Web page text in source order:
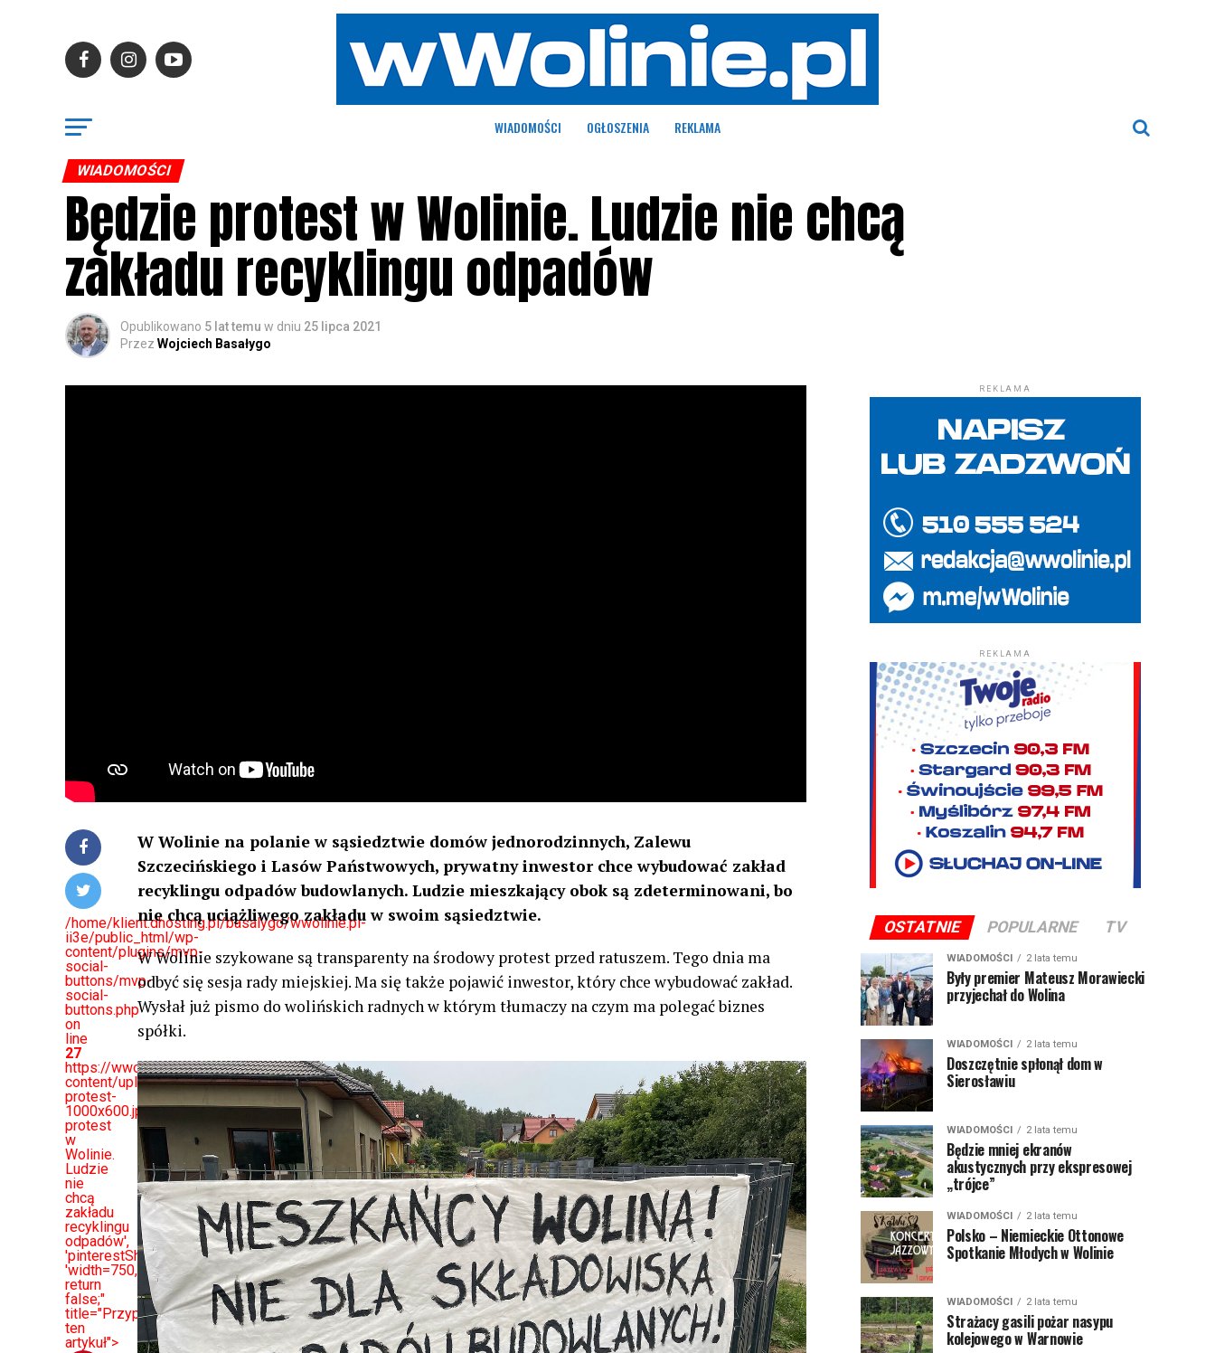
WIADOMOŚCI OGŁOSZENIA REKLAMA
WIADOMOŚCI
Będzie protest w Wolinie. Ludzie nie chcą
zakładu recyklingu odpadów
Opublikowano 5 lat temu w dniu 25 lipca 2021
Przez Wojciech Basałygo
/home/klient.dhosting.pl/basalygo/wwolinie.pl-
ii3e/public_html/wp-
content/plugins/mvp-
social-
buttons/mvp-
social-
buttons.php
on
line
27
https://wwolinie.pl/wp-
content/uploads/2021/07/art-
protest-
1000x600.jpg&description=Będzie
protest
w
Wolinie.
Ludzie
nie
chcą
zakładu
recyklingu
odpadów',
'pinterestShare',
'width=750,height=350');
return
false;"
title="Przypnij
ten
artykuł">
W Wolinie na polanie w sąsiedztwie domów jednorodzinnych, Zalewu
Szczecińskiego i Lasów Państwowych, prywatny inwestor chce wybudować zakład
recyklingu odpadów budowlanych. Ludzie mieszkający obok są zdeterminowani, bo
nie chcą uciążliwego zakładu w swoim sąsiedztwie.
W Wolinie szykowane są transparenty na środowy protest przed ratuszem. Tego dnia ma
odbyć się sesja rady miejskiej. Ma się także pojawić inwestor, który chce wybudować zakład.
Wysłał już pismo do wolińskich radnych w którym tłumaczy na czym ma polegać biznes
spółki.
REKLAMA
REKLAMA
OSTATNIE POPULARNE TV
WIADOMOŚCI 2 lata temu
Były premier Mateusz Morawiecki
przyjechał do Wolina
WIADOMOŚCI 2 lata temu
Doszczętnie spłonął dom w
Sierosławiu
WIADOMOŚCI 2 lata temu
Będzie mniej ekranów
akustycznych przy ekspresowej
„trójce”
WIADOMOŚCI 2 lata temu
Polsko – Niemieckie Ottonowe
Spotkanie Młodych w Wolinie
WIADOMOŚCI 2 lata temu
Strażacy gasili pożar nasypu
kolejowego w Warnowie